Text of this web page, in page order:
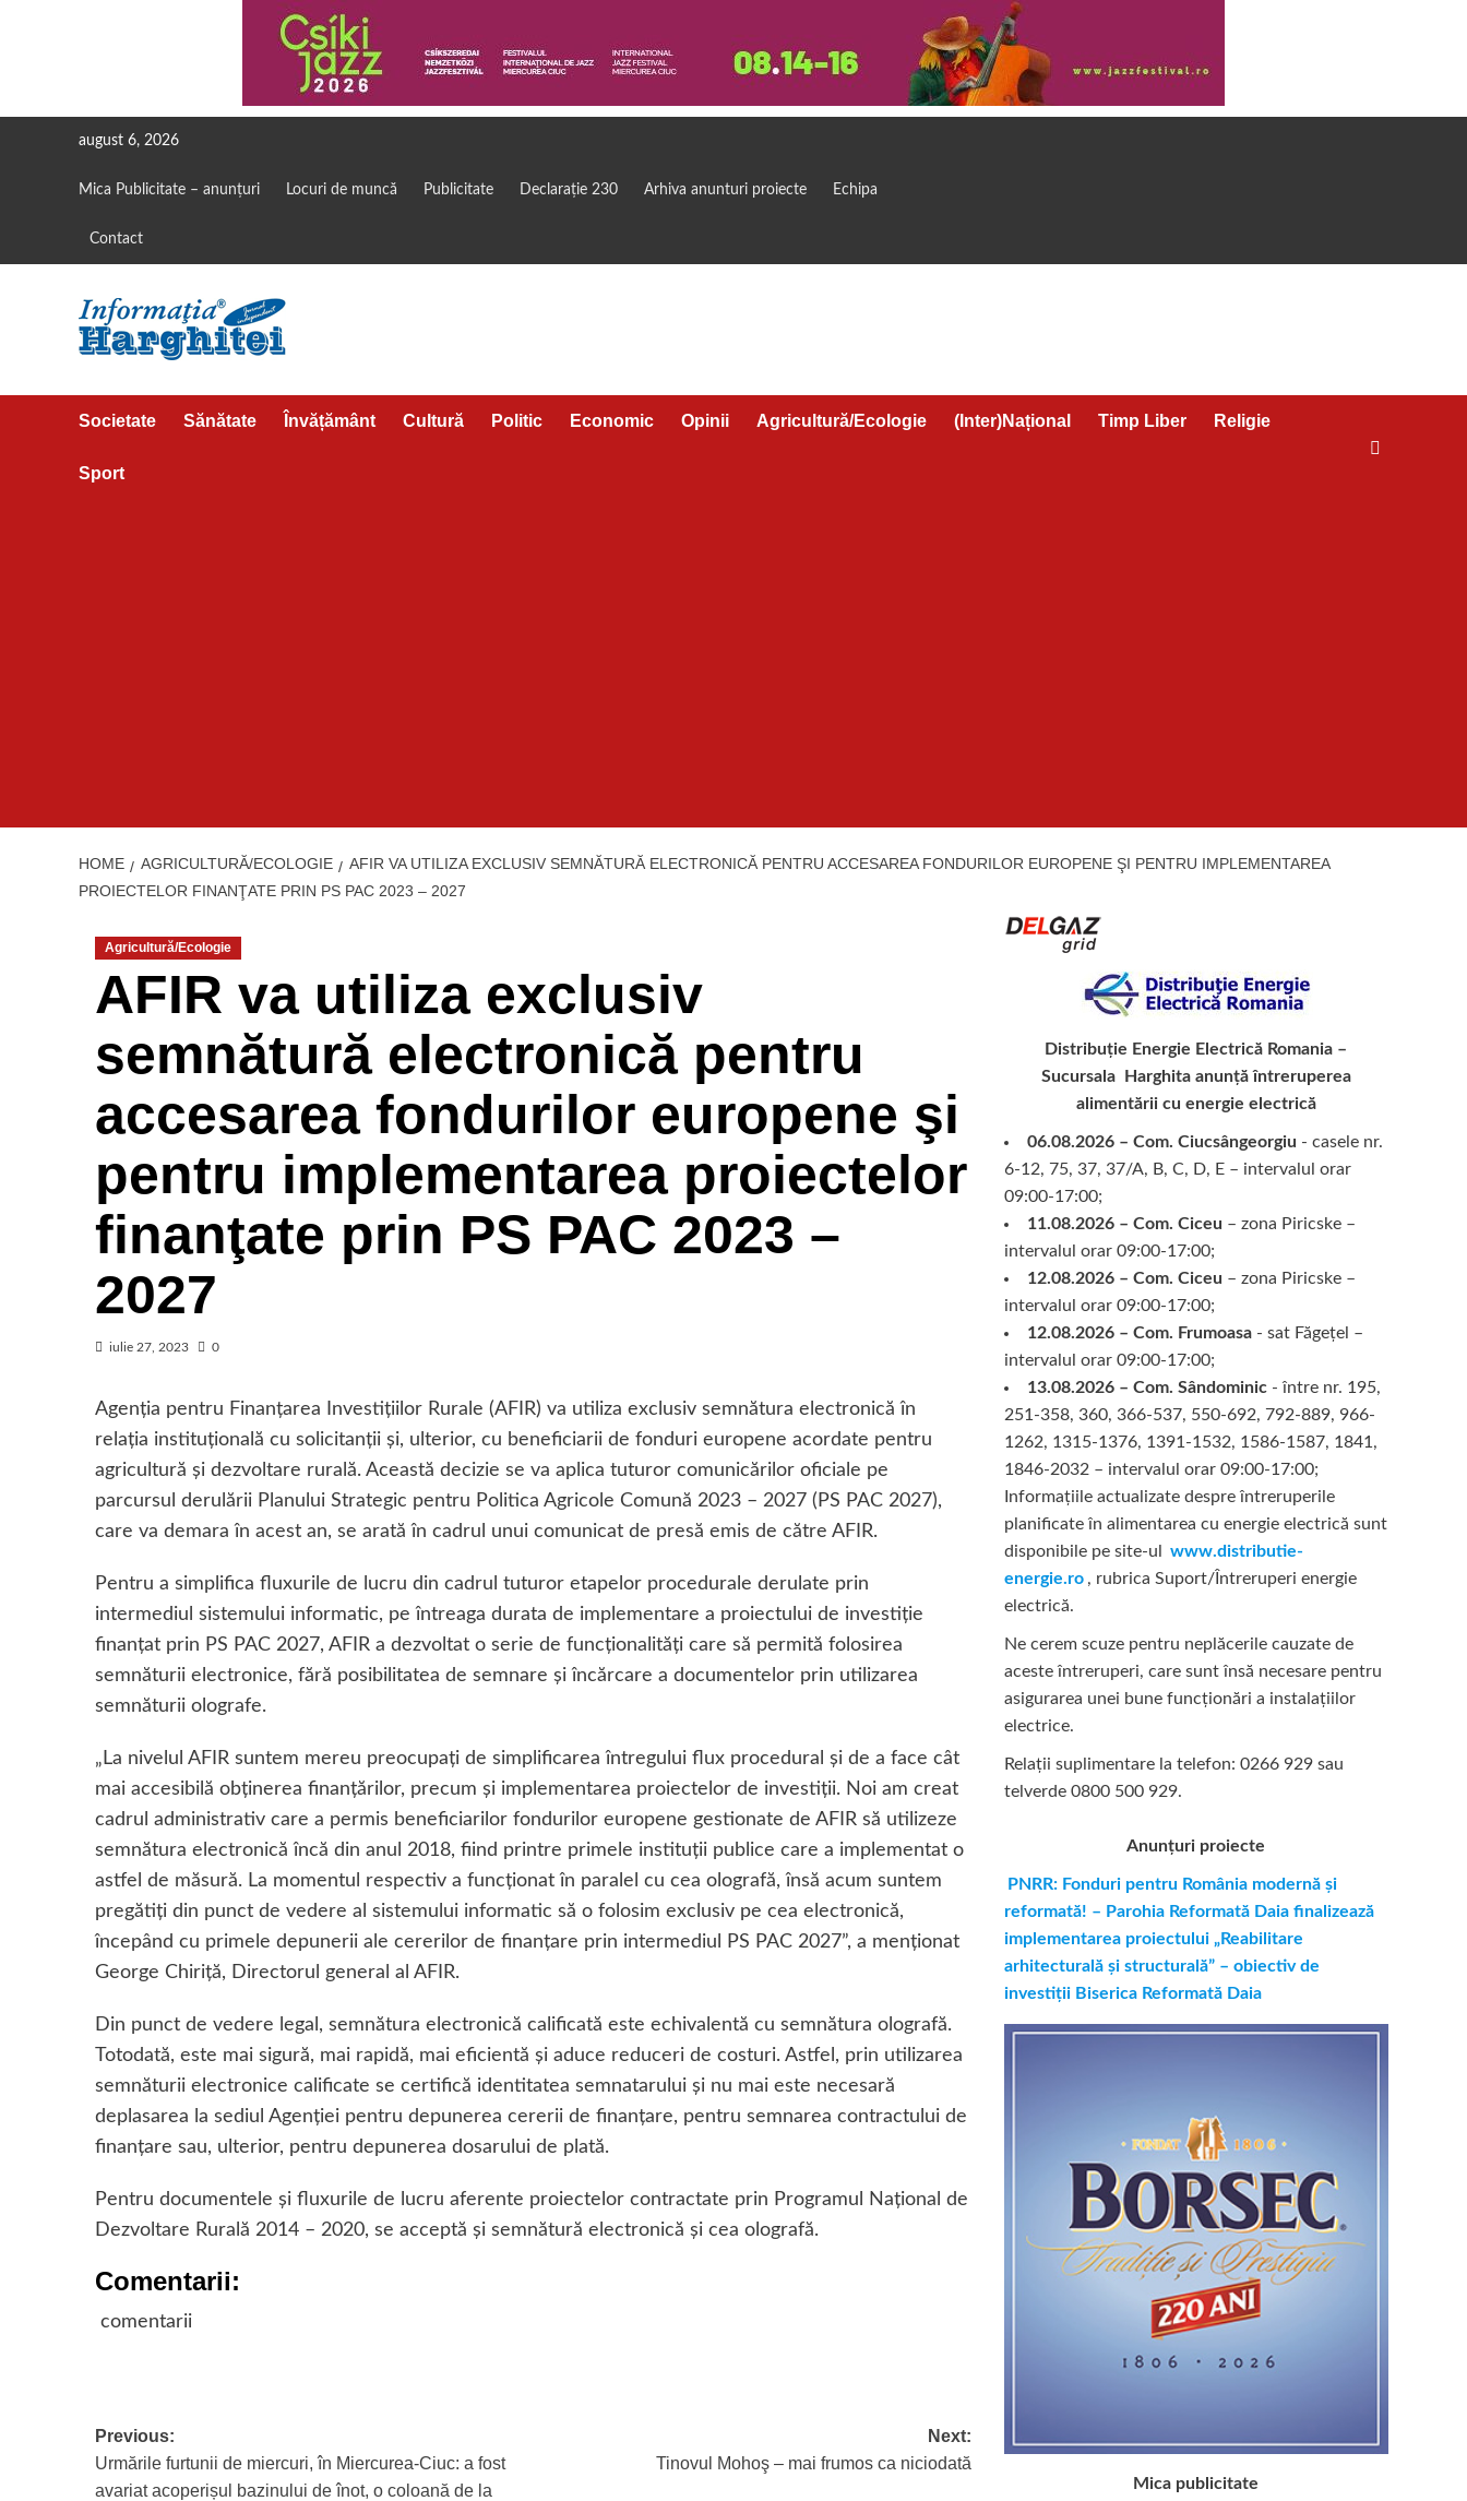
august 6, 2026
Mica Publicitate – anunțuri Locuri de muncă Publicitate Declarație 230 Arhiva anunturi proiecte Echipa
Contact
Societate Sănătate Învățământ Cultură Politic Economic Opinii Agricultură/Ecologie (Inter)Național Timp Liber Religie
Sport
HOME AGRICULTURĂ/ECOLOGIE
AFIR VA UTILIZA EXCLUSIV SEMNĂTURĂ ELECTRONICĂ PENTRU ACCESAREA FONDURILOR EUROPENE ŞI PENTRU IMPLEMENTAREA
PROIECTELOR FINANŢATE PRIN PS PAC 2023 – 2027
Agricultură/Ecologie
AFIR va utiliza exclusiv
semnătură electronică pentru
accesarea fondurilor europene şi
pentru implementarea proiectelor
finanţate prin PS PAC 2023 –
2027
iulie 27, 2023 0
Agenţia pentru Finanţarea Investiţiilor Rurale (AFIR) va utiliza exclusiv semnătura electronică în
relaţia instituţională cu solicitanţii şi, ulterior, cu beneficiarii de fonduri europene acordate pentru
agricultură şi dezvoltare rurală. Această decizie se va aplica tuturor comunicărilor oficiale pe
parcursul derulării Planului Strategic pentru Politica Agricole Comună 2023 – 2027 (PS PAC 2027),
care va demara în acest an, se arată în cadrul unui comunicat de presă emis de către AFIR.
Pentru a simplifica fluxurile de lucru din cadrul tuturor etapelor procedurale derulate prin
intermediul sistemului informatic, pe întreaga durata de implementare a proiectului de investiţie
finanţat prin PS PAC 2027, AFIR a dezvoltat o serie de funcţionalităţi care să permită folosirea
semnăturii electronice, fără posibilitatea de semnare şi încărcare a documentelor prin utilizarea
semnăturii olografe.
„La nivelul AFIR suntem mereu preocupaţi de simplificarea întregului flux procedural şi de a face cât
mai accesibilă obţinerea finanţărilor, precum şi implementarea proiectelor de investiţii. Noi am creat
cadrul administrativ care a permis beneficiarilor fondurilor europene gestionate de AFIR să utilizeze
semnătura electronică încă din anul 2018, fiind printre primele instituţii publice care a implementat o
astfel de măsură. La momentul respectiv a funcţionat în paralel cu cea olografă, însă acum suntem
pregătiţi din punct de vedere al sistemului informatic să o folosim exclusiv pe cea electronică,
începând cu primele depunerii ale cererilor de finanţare prin intermediul PS PAC 2027”, a menţionat
George Chiriţă, Directorul general al AFIR.
Din punct de vedere legal, semnătura electronică calificată este echivalentă cu semnătura olografă.
Totodată, este mai sigură, mai rapidă, mai eficientă şi aduce reduceri de costuri. Astfel, prin utilizarea
semnăturii electronice calificate se certifică identitatea semnatarului şi nu mai este necesară
deplasarea la sediul Agenţiei pentru depunerea cererii de finanţare, pentru semnarea contractului de
finanţare sau, ulterior, pentru depunerea dosarului de plată.
Pentru documentele şi fluxurile de lucru aferente proiectelor contractate prin Programul Naţional de
Dezvoltare Rurală 2014 – 2020, se acceptă şi semnătură electronică şi cea olografă.
Comentarii:
comentarii
Post
navigation
Previous:
Urmările furtunii de miercuri, în Miercurea-Ciuc: a fost
avariat acoperișul bazinului de înot, o coloană de la
Next:
Tinovul Mohoş – mai frumos ca niciodată
Distribuție Energie Electrică Romania –
Sucursala Harghita anunță întreruperea
alimentării cu energie electrică
06.08.2026 – Com. Ciucsângeorgiu - casele nr.
6-12, 75, 37, 37/A, B, C, D, E – intervalul orar
09:00-17:00;
11.08.2026 – Com. Ciceu – zona Piricske –
intervalul orar 09:00-17:00;
12.08.2026 – Com. Ciceu – zona Piricske –
intervalul orar 09:00-17:00;
12.08.2026 – Com. Frumoasa- sat Făgețel –
intervalul orar 09:00-17:00;
13.08.2026 – Com. Sândominic- între nr. 195,
251-358, 360, 366-537, 550-692, 792-889, 966-
1262, 1315-1376, 1391-1532, 1586-1587, 1841,
1846-2032 – intervalul orar 09:00-17:00;
Informațiile actualizate despre întreruperile
planificate în alimentarea cu energie electrică sunt
disponibile pe site-ul
www.distributie-
energie.ro , rubrica Suport/Întreruperi energie
electrică.
Ne cerem scuze pentru neplăcerile cauzate de
aceste întreruperi, care sunt însă necesare pentru
asigurarea unei bune funcționări a instalațiilor
electrice.
Relații suplimentare la tel efon: 0266 929 sau
telverde 0800 500 929.
Anunțuri proiecte
PNRR: Fonduri pentru România modernă și
reformată! – Parohia Reformată Daia finalizează
implementarea proiectului „Reabilitare
arhitecturală și structurală” – obiectiv de
investiții Biserica Reformată Daia
Mica publicitate